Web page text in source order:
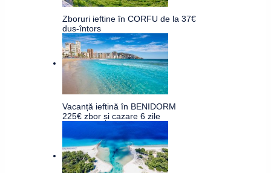
Zboruri ieftine în CORFU de la 37€
dus-întors
Vacanță ieftină în BENIDORM
225€ zbor și cazare 6 zile